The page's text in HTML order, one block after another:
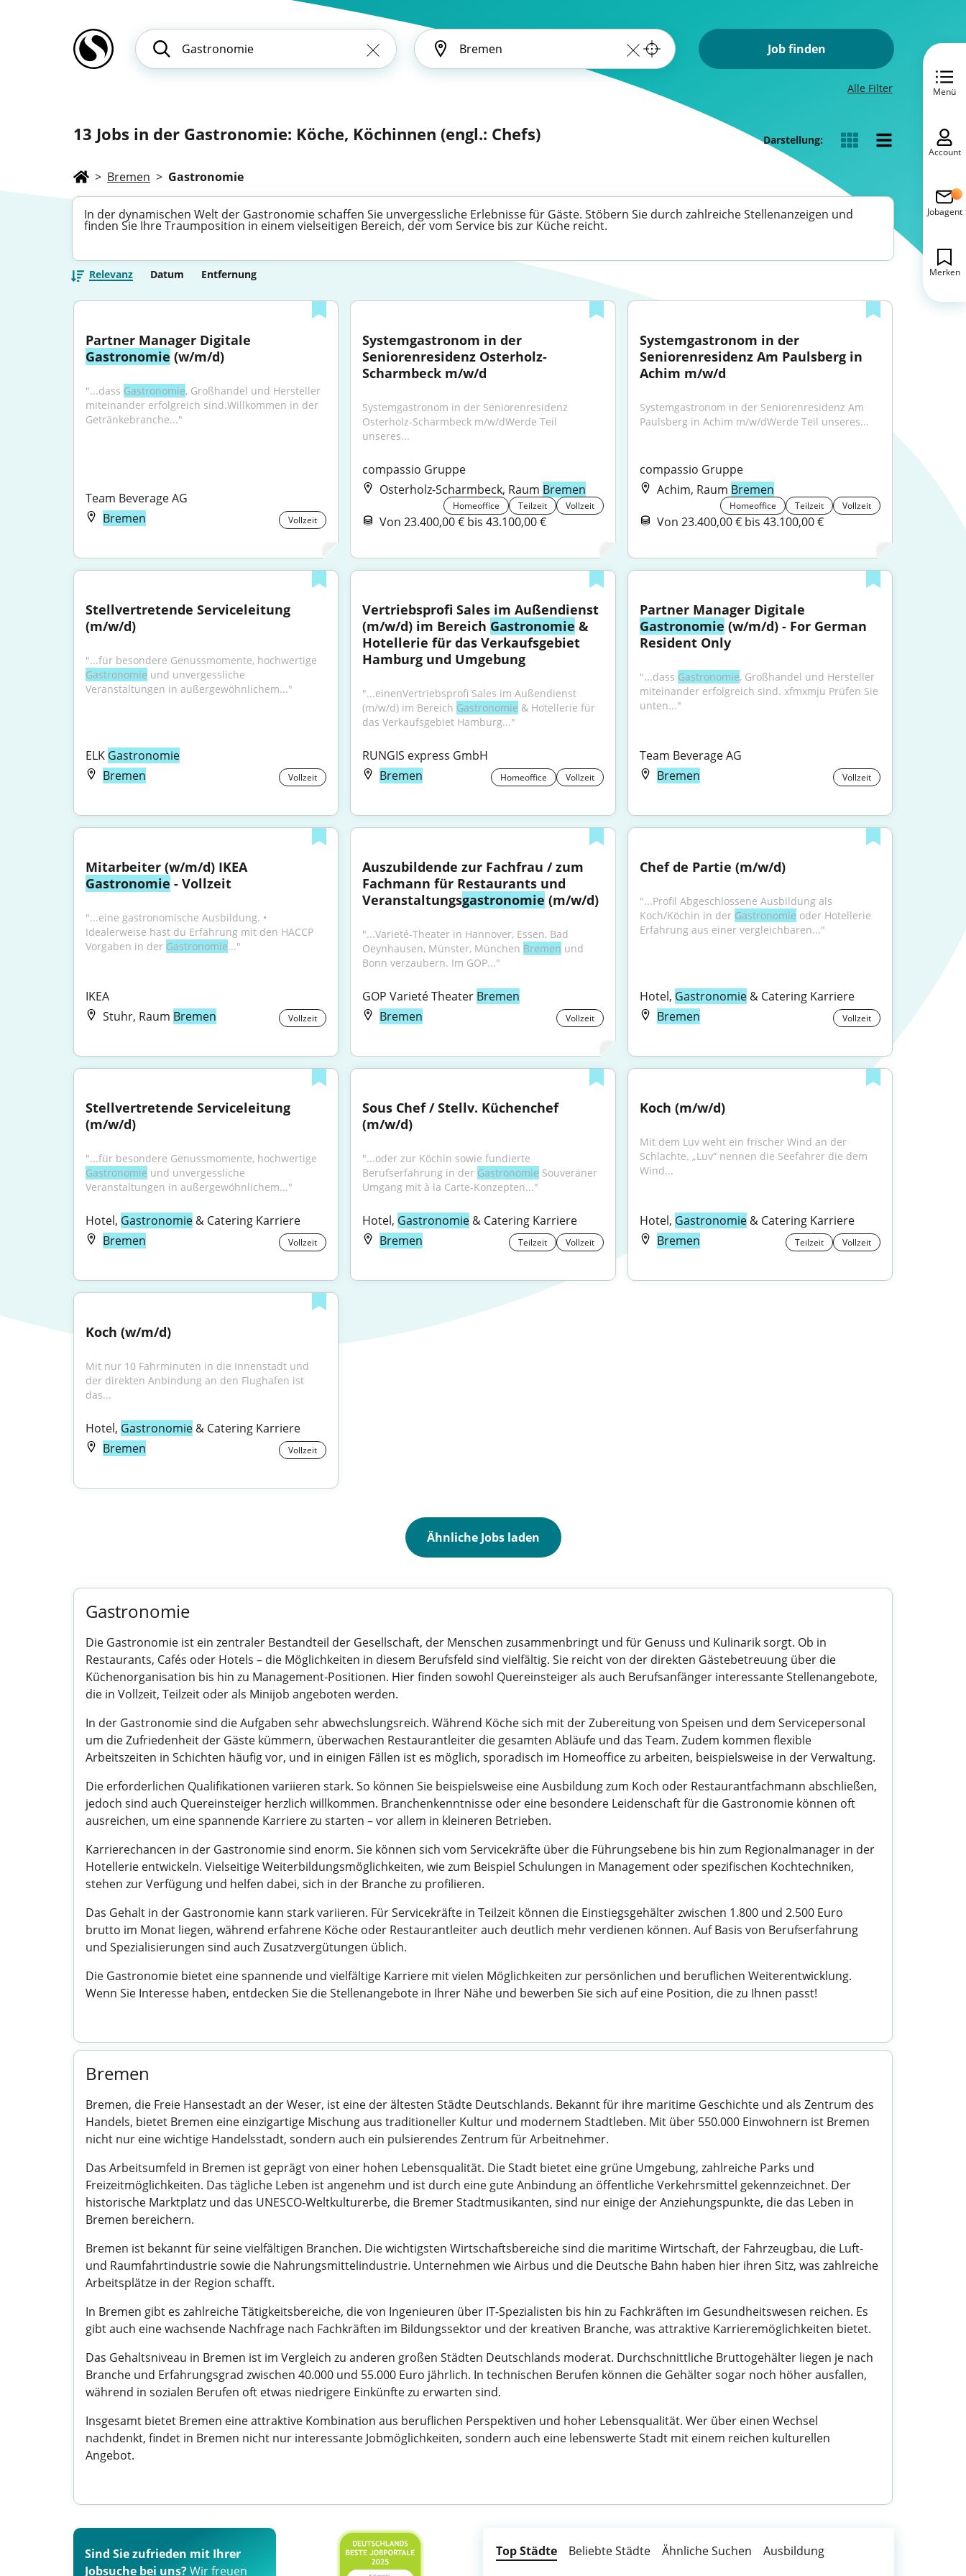
Job finden
Alle Filter
13 Jobs in der Gastronomie: Köche, Köchinnen (engl.: Chefs) Darstellung:
> Bremen > Gastronomie
In der dynamischen Welt der Gastronomie schaffen Sie unvergessliche Erlebnisse für Gäste. Stöbern Sie durch zahlreiche Stellenanzeigen und
finden Sie Ihre Traumposition in einem vielseitigen Bereich, der vom Service bis zur Küche reicht.
Relevanz Datum Entfernung
Gastronomie (w/m/d)
"...dass Gastronomie, Großhandel und Hersteller
miteinander erfolgreich sind.Willkommen in der
Getränkebranche..."
Team Beverage AG
Bremen
Vollzeit
Systemgastronom in der
Seniorenresidenz Osterholz-
Scharmbeck m/w/d
Systemgastronom in der Seniorenresidenz
Osterholz-Scharmbeck m/w/dWerde Teil
unseres...
compassio Gruppe
Osterholz-Scharmbeck, Raum Bremen
Homeoffice Teilzeit Vollzeit
Von 23.400,00 € bis 43.100,00 €
Systemgastronom in der
Seniorenresidenz Am Paulsberg in
Achim m/w/d
Systemgastronom in der Seniorenresidenz Am
Paulsberg in Achim m/w/dWerde Teil unseres...
compassio Gruppe
Achim, Raum Bremen
Homeoffice Teilzeit Vollzeit
Von 23.400,00 € bis 43.100,00 €
Stellvertretende Serviceleitung
(m/w/d)
Gastronomie und unvergessliche
Veranstaltungen in außergewöhnlichem..."
ELK Gastronomie
Bremen
Vollzeit
Vertriebsprofi Sales im Außendienst
(m/w/d) im Bereich Gastronomie &
Hotellerie für das Verkaufsgebiet
Hamburg und Umgebung
"...einenVertriebsprofi Sales im Außendienst
(m/w/d) im Bereich Gastronomie & Hotellerie für
das Verkaufsgebiet Hamburg..."
RUNGIS express GmbH
Bremen
Homeoffice Vollzeit
Gastronomie (w/m/d) - For German
Resident Only
"...dass Gastronomie, Großhandel und Hersteller
miteinander erfolgreich sind. xfmxmju Prüfen Sie
unten..."
Team Beverage AG
Bremen
Vollzeit
Mitarbeiter (w/m/d) IKEA
Gastronomie - Vollzeit
"...eine gastronomische Ausbildung. •
Idealerweise hast du Erfahrung mit den HACCP
Vorgaben in der Gastronomie..."
IKEA
Stuhr, Raum Bremen Vollzeit
Auszubildende zur Fachfrau / zum
Fachmann für Restaurants und
Veranstaltungsgastronomie (m/w/d)
"...Varieté-Theater in Hannover, Essen, Bad
Oeynhausen, Münster, München Bremen und
Bonn verzaubern. Im GOP..."
GOP Varieté Theater Bremen
Bremen
Vollzeit
Chef de Partie (m/w/d)
"...Profil Abgeschlossene Ausbildung als
Koch/Köchin in der Gastronomie oder Hotellerie
Erfahrung aus einer vergleichbaren..."
Hotel, Gastronomie & Catering Karriere
Bremen
Vollzeit
Stellvertretende Serviceleitung
(m/w/d)
Gastronomie und unvergessliche
Veranstaltungen in außergewöhnlichem..."
Hotel, Gastronomie & Catering Karriere
Bremen
Vollzeit
Sous Chef / Stellv. Küchenchef
(m/w/d)
"...oder zur Köchin sowie fundierte
Berufserfahrung in der Gastronomie Souveräner
Umgang mit à la Carte-Konzepten..."
Hotel, Gastronomie & Catering Karriere
Bremen
Teilzeit Vollzeit
Koch (m/w/d)
Mit dem Luv weht ein frischer Wind an der
Schlachte. „Luv“ nennen die Seefahrer die dem
Wind...
Hotel, Gastronomie & Catering Karriere
Bremen
Teilzeit Vollzeit
Koch (w/m/d)
Mit nur 10 Fahrminuten in die Innenstadt und
der direkten Anbindung an den Flughafen ist
das...
Hotel, Gastronomie & Catering Karriere
Bremen
Vollzeit
Ähnliche Jobs laden
Gastronomie
Die Gastronomie ist ein zentraler Bestandteil der Gesellschaft, der Menschen zusammenbringt und für Genuss und Kulinarik sorgt. Ob in
Restaurants, Cafés oder Hotels – die Möglichkeiten in diesem Berufsfeld sind vielfältig. Sie reicht von der direkten Gästebetreuung über die
Küchenorganisation bis hin zu Management-Positionen. Hier finden sowohl Quereinsteiger als auch Berufsanfänger interessante Stellenangebote,
die in Vollzeit, Teilzeit oder als Minijob angeboten werden.
In der Gastronomie sind die Aufgaben sehr abwechslungsreich. Während Köche sich mit der Zubereitung von Speisen und dem Servicepersonal
um die Zufriedenheit der Gäste kümmern, überwachen Restaurantleiter die gesamten Abläufe und das Team. Zudem kommen flexible
Arbeitszeiten in Schichten häufig vor, und in einigen Fällen ist es möglich, sporadisch im Homeoffice zu arbeiten, beispielsweise in der Verwaltung.
Die erforderlichen Qualifikationen variieren stark. So können Sie beispielsweise eine Ausbildung zum Koch oder Restaurantfachmann abschließen,
jedoch sind auch Quereinsteiger herzlich willkommen. Branchenkenntnisse oder eine besondere Leidenschaft für die Gastronomie können oft
ausreichen, um eine spannende Karriere zu starten – vor allem in kleineren Betrieben.
Karrierechancen in der Gastronomie sind enorm. Sie können sich vom Servicekräfte über die Führungsebene bis hin zum Regionalmanager in der
Hotellerie entwickeln. Vielseitige Weiterbildungsmöglichkeiten, wie zum Beispiel Schulungen in Management oder spezifischen Kochtechniken,
stehen zur Verfügung und helfen dabei, sich in der Branche zu profilieren.
Das Gehalt in der Gastronomie kann stark variieren. Für Servicekräfte in Teilzeit können die Einstiegsgehälter zwischen 1.800 und 2.500 Euro
brutto im Monat liegen, während erfahrene Köche oder Restaurantleiter auch deutlich mehr verdienen können. Auf Basis von Berufserfahrung
und Spezialisierungen sind auch Zusatzvergütungen üblich.
Die Gastronomie bietet eine spannende und vielfältige Karriere mit vielen Möglichkeiten zur persönlichen und beruflichen Weiterentwicklung.
Wenn Sie Interesse haben, entdecken Sie die Stellenangebote in Ihrer Nähe und bewerben Sie sich auf eine Position, die zu Ihnen passt!
Bremen
Bremen, die Freie Hansestadt an der Weser, ist eine der ältesten Städte Deutschlands. Bekannt für ihre maritime Geschichte und als Zentrum des
Handels, bietet Bremen eine einzigartige Mischung aus traditioneller Kultur und modernem Stadtleben. Mit über 550.000 Einwohnern ist Bremen
nicht nur eine wichtige Handelsstadt, sondern auch ein pulsierendes Zentrum für Arbeitnehmer.
Das Arbeitsumfeld in Bremen ist geprägt von einer hohen Lebensqualität. Die Stadt bietet eine grüne Umgebung, zahlreiche Parks und
Freizeitmöglichkeiten. Das tägliche Leben ist angenehm und ist durch eine gute Anbindung an öffentliche Verkehrsmittel gekennzeichnet. Der
historische Marktplatz und das UNESCO-Weltkulturerbe, die Bremer Stadtmusikanten, sind nur einige der Anziehungspunkte, die das Leben in
Bremen bereichern.
Bremen ist bekannt für seine vielfältigen Branchen. Die wichtigsten Wirtschaftsbereiche sind die maritime Wirtschaft, der Fahrzeugbau, die Luft-
und Raumfahrtindustrie sowie die Nahrungsmittelindustrie. Unternehmen wie Airbus und die Deutsche Bahn haben hier ihren Sitz, was zahlreiche
Arbeitsplätze in der Region schafft.
In Bremen gibt es zahlreiche Tätigkeitsbereiche, die von Ingenieuren über IT-Spezialisten bis hin zu Fachkräften im Gesundheitswesen reichen. Es
gibt auch eine wachsende Nachfrage nach Fachkräften im Bildungssektor und der kreativen Branche, was attraktive Karrieremöglichkeiten bietet.
Das Gehaltsniveau in Bremen ist im Vergleich zu anderen großen Städten Deutschlands moderat. Durchschnittliche Bruttogehälter liegen je nach
Branche und Erfahrungsgrad zwischen 40.000 und 55.000 Euro jährlich. In technischen Berufen können die Gehälter sogar noch höher ausfallen,
während in sozialen Berufen oft etwas niedrigere Einkünfte zu erwarten sind.
Insgesamt bietet Bremen eine attraktive Kombination aus beruflichen Perspektiven und hoher Lebensqualität. Wer über einen Wechsel
nachdenkt, findet in Bremen nicht nur interessante Jobmöglichkeiten, sondern auch eine lebenswerte Stadt mit einem reichen kulturellen
Angebot.
Menü
Account
Jobagent
Merken
Sind Sie zufrieden mit Ihrer
Jobsuche bei uns?Wir freuen
Top Städte Beliebte Städte Ähnliche Suchen
Ausbildung